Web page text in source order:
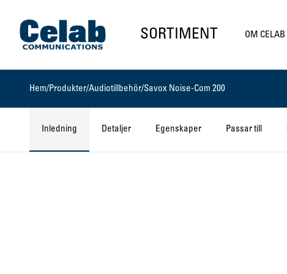
Gå till startsidan
SORTIMENT OM CELAB
Hem/Produkter/Audiotillbehör/Savox Noise-Com 200
Inledning Detaljer Egenskaper Passar till